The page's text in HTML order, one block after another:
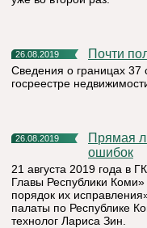
26.08.2019 Почти
Сведения о границах 37
госреестре
26.08.2019
Прямая линия по вопросам исправления реестровых
ошибок
21 августа 2019 года в
Главы Республики
порядок их
палаты по Республике
технолог Лариса Зин.